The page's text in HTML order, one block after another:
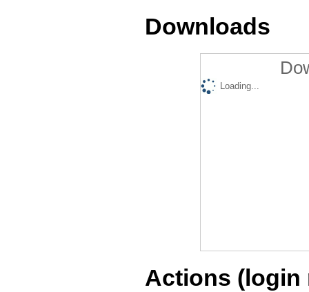
Downloads
Loading...
Actions (login